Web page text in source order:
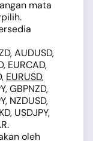
mata
AUDUSD,
EURCAD,
EURUSD,
GBPNZD,
NZDUSD,
USDJPY,
oleh